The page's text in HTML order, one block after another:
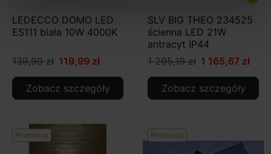
LEDECCO DOMO LED
ES111 biała 10W 4000K
139,99 zł 119,99 zł
Zobacz szczegóły
SLV BIG THEO 234525
ścienna LED 21W
antracyt IP44
1 295,19 zł 1 165,67 zł
Zobacz szczegóły
Promocja Promocja